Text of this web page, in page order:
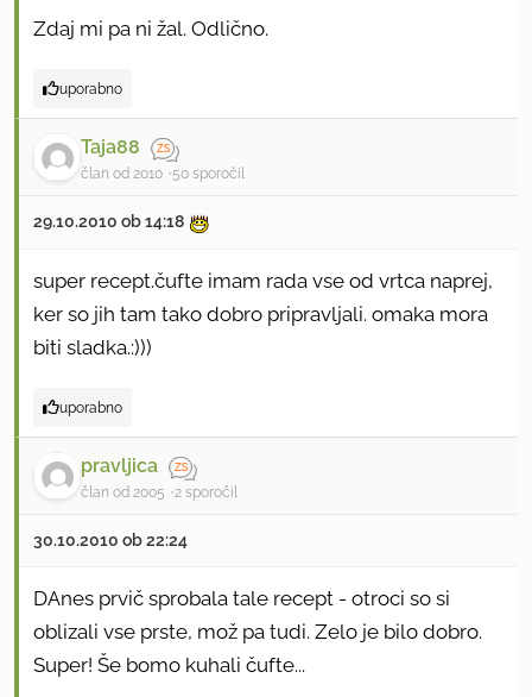
Zdaj mi pa ni žal. Odlično.
uporabno
Taja88
član od 2010 50 sporočil
29.10.2010 ob 14:18
super recept.čufte imam rada vse od vrtca naprej,
ker so jih tam tako dobro pripravljali. omaka mora
biti sladka.:)))
uporabno
pravljica
član od 2005 2 sporočil
30.10.2010 ob 22:24
DAnes prvič sprobala tale recept - otroci so si
oblizali vse prste, mož pa tudi. Zelo je bilo dobro.
Super! Še bomo kuhali čufte...